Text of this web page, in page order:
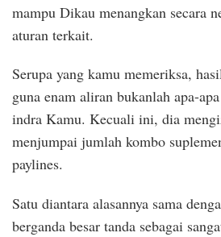
mampu Dikau menangkan secara
aturan terkait.
Serupa yang kamu memeriksa,
guna enam aliran bukanlah apa-
indra Kamu. Kecuali ini, dia
menjumpai jumlah kombo
paylines.
Satu diantara alasannya sama
berganda besar tanda sebagai